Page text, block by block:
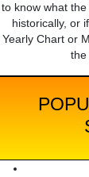
to know what
historically, or
Yearly Chart or
the